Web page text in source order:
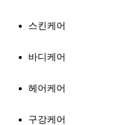
스킨케어
바디케어
헤어케어
구강케어